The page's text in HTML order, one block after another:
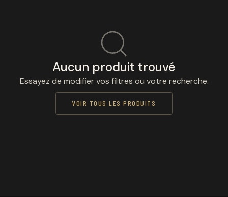
Aucun produit trouvé
Essayez de modifier vos filtres ou votre recherche.
VOIR TOUS LES PRODUITS